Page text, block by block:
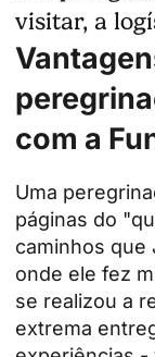
visitar, a
com a
Uma
páginas do
caminhos que
onde ele fez
se realizou a
extrema